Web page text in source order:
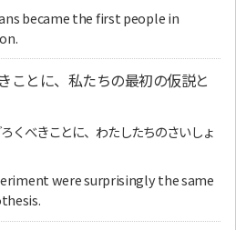
became the first people in
ことに、私たちの最初の仮説と
くべきことに、わたしたちのさいしょ
were surprisingly the same